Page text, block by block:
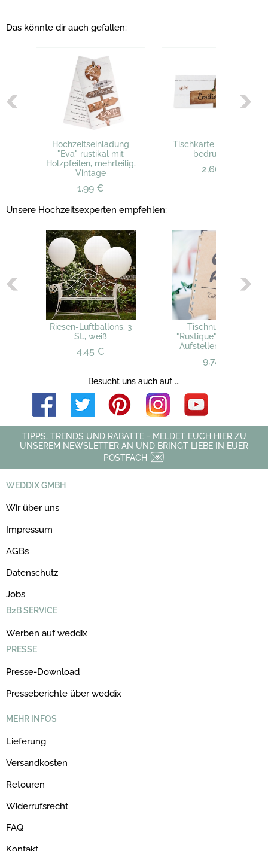
Das könnte dir auch gefallen:
Hochzeitseinladung
"Eva" rustikal mit
Holzpfeilen, mehrteilig,
Vintage
1,99 €
Tischkarte "Eva", 6 St.,
bedruckbar
2,66 €
Unsere Hochzeitsexperten empfehlen:
Riesen-Luftballons, 3
St., weiß
4,45 €
Tischnummern
"Rustique", 1-12, zum
Aufstellen, Vintage
9,74 €
Besucht uns auch auf ...
TIPPS, TRENDS UND RABATTE - MELDET EUCH HIER ZU
UNSEREM NEWSLETTER AN UND BRINGT LIEBE IN EUER
POSTFACH
WEDDIX GMBH
Wir über uns
Impressum
AGBs
Datenschutz
Jobs
B2B SERVICE
Werben auf weddix
PRESSE
Presse-Download
Presseberichte über weddix
MEHR INFOS
Lieferung
Versandkosten
Retouren
Widerrufsrecht
FAQ